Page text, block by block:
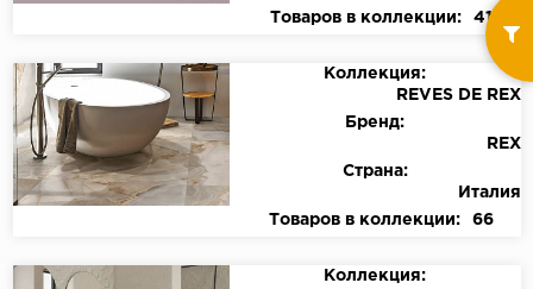
Товаров в коллекции:
41
Коллекция:
REVES DE REX
Бренд:
REX
Страна:
Италия
Товаров в коллекции:
66
Коллекция: